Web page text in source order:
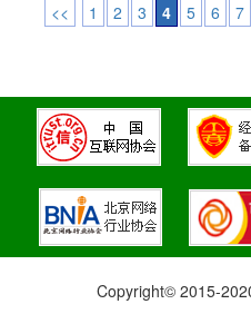
<<
1 2 3 4 5 6 7
Copyright© 2015-